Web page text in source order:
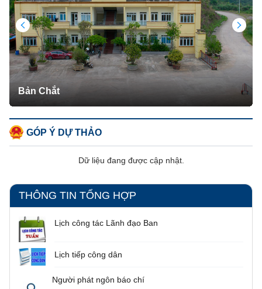
Bản Chắt
GÓP Ý DỰ THẢO
Dữ liệu đang được cập nhật.
THÔNG TIN TỔNG HỢP
Lịch công tác Lãnh đạo Ban
Lịch tiếp công dân
Người phát ngôn báo chí